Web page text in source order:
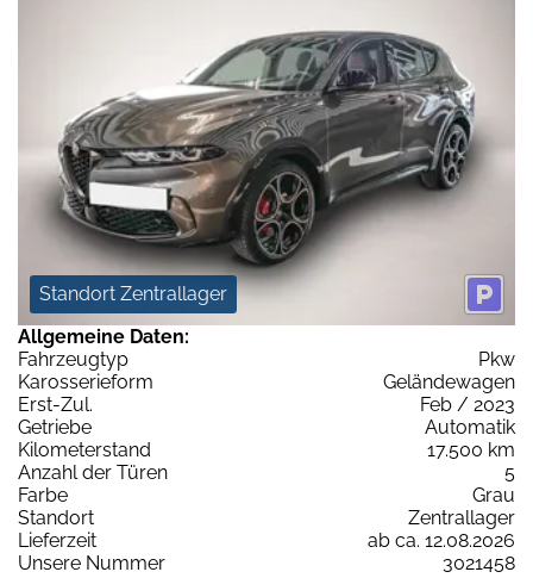
Standort Zentrallager
Allgemeine Daten:
Fahrzeugtyp
Pkw
Karosserieform
Geländewagen
Erst-Zul.
Feb / 2023
Getriebe
Automatik
Kilometerstand
17.500 km
Anzahl der Türen
5
Farbe
Grau
Standort
Zentrallager
Lieferzeit
ab ca. 12.08.2026
Unsere Nummer
3021458